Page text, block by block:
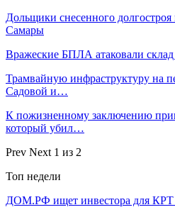
Дольщики снесенного долгостроя
Самары
Вражеские БПЛА атаковали
Трамвайную инфраструктуру на
Садовой и…
К пожизненному заключению
который убил…
Prev Next 1 из 2
Топ недели
ДОМ.РФ ищет инвестора для КРТ